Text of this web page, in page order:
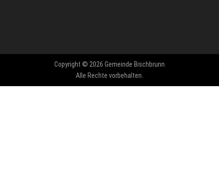
Copyright © 2026 Gemeinde Bischbrunn
Alle Rechte vorbehalten.